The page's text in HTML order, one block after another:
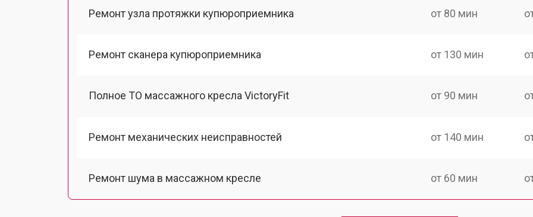
Ремонт узла протяжки купюроприемника от 80 мин
Ремонт сканера купюроприемника от 130 мин
Полное ТО массажного кресла VictoryFit от 90 мин
Ремонт механических неисправностей от 140 мин
Ремонт шума в массажном кресле от 60 мин